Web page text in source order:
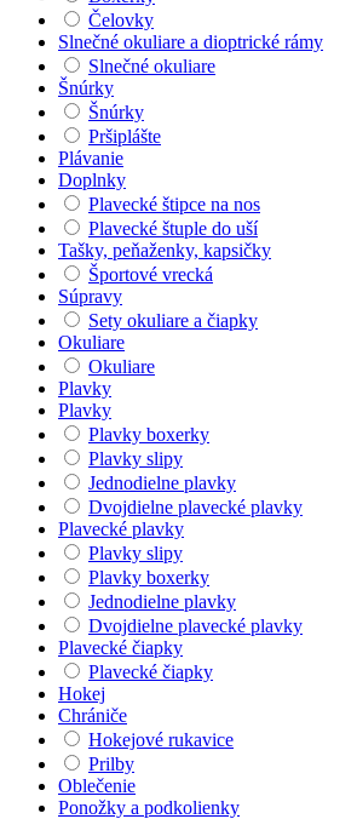
Čelovky
Slnečné okuliare a dioptrické rámy
Slnečné okuliare
Šnúrky
Šnúrky
Pršiplášte
Plávanie
Doplnky
Plavecké štipce na nos
Plavecké štuple do uší
Tašky, peňaženky, kapsičky
Športové vrecká
Súpravy
Sety okuliare a čiapky
Okuliare
Okuliare
Plavky
Plavky
Plavky boxerky
Plavky slipy
Jednodielne plavky
Dvojdielne plavecké plavky
Plavecké plavky
Plavky slipy
Plavky boxerky
Jednodielne plavky
Dvojdielne plavecké plavky
Plavecké čiapky
Plavecké čiapky
Hokej
Chrániče
Hokejové rukavice
Prilby
Oblečenie
Ponožky a podkolienky